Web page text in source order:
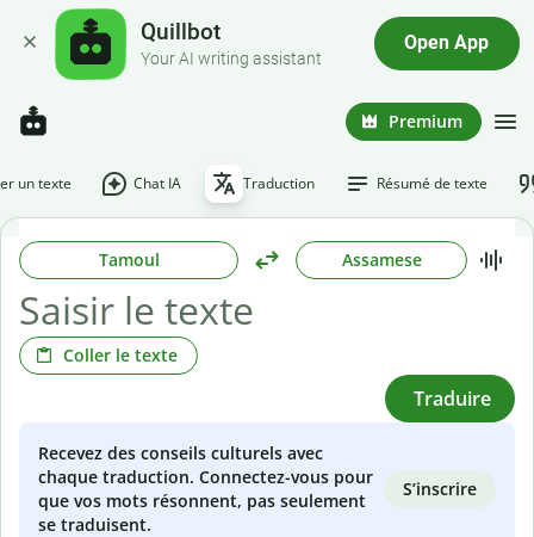
Quillbot
Your AI writing assistant
Open App
Premium
un texte Chat IA Traduction Résumé de texte
Tamoul Assamese
Coller le texte
Traduire
Recevez des conseils culturels avec
chaque traduction. Connectez-vous pour
que vos mots résonnent, pas seulement
se traduisent.
S’inscrire